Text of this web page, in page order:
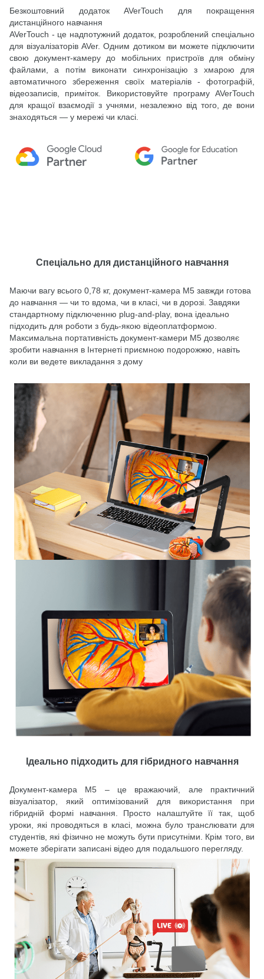
Безкоштовний додаток AVerTouch для покращення
дистанційного навчання
AVerTouch - це надпотужний додаток, розроблений спеціально
для візуалізаторів AVer. Одним дотиком ви можете підключити
свою документ-камеру до мобільних пристроїв для обміну
файлами, а потім виконати синхронізацію з хмарою для
автоматичного збереження своїх матеріалів - фотографій,
відеозаписів, приміток. Використовуйте програму AVerTouch
для кращої взаємодії з учнями, незалежно від того, де вони
знаходяться — у мережі чи класі.
Спеціально для дистанційного навчання
Маючи вагу всього 0,78 кг, документ-камера M5 завжди готова
до навчання — чи то вдома, чи в класі, чи в дорозі. Завдяки
стандартному підключенню plug-and-play, вона ідеально
підходить для роботи з будь-якою відеоплатформою.
Максимальна портативність документ-камери M5 дозволяє
зробити навчання в Інтернеті приємною подорожжю, навіть
коли ви ведете викладання з дому
Ідеально підходить для гібридного навчання
Документ-камера M5 – це вражаючий, але практичний
візуалізатор, який оптимізований для використання при
гібридній формі навчання. Просто налаштуйте її так, щоб
уроки, які проводяться в класі, можна було транслювати для
студентів, які фізично не можуть бути присутніми. Крім того, ви
можете зберігати записані відео для подальшого перегляду.